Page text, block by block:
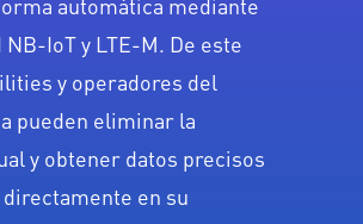
automática mediante
IoT y LTE-M. De este
y operadores del
pueden eliminar la
y obtener datos precisos
en su